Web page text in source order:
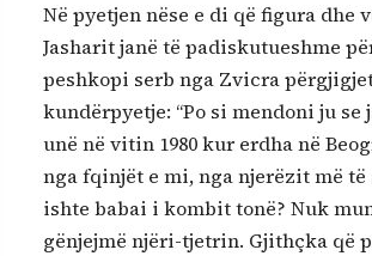
Në pyetjen nëse e di që figura dhe
Jasharit janë të padiskutueshme
peshkopi serb nga Zvicra
kundërpyetje: “Po si mendoni ju se
unë në vitin 1980 kur erdha në
nga fqinjët e mi, nga njerëzit më
ishte babai i kombit tonë? Nuk
gënjejmë njëri-tjetrin. Gjithçka që